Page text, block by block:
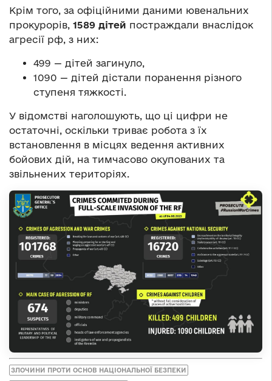
Крім того, за офіційними даними ювенальних
прокурорів, 1589 дітей постраждали внаслідок
агресії рф, з них:
499 — дітей загинуло,
1090 — дітей дістали поранення різного
ступеня тяжкості.
У відомстві наголошують, що ці цифри не
остаточні, оскільки триває робота з їх
встановлення в місцях ведення активних
бойових дій, на тимчасово окупованих та
звільнених територіях.
ЗЛОЧИНИ ПРОТИ ОСНОВ НАЦІОНАЛЬНОЇ БЕЗПЕКИ